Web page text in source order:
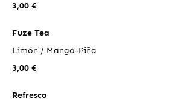
3,00 €
Fuze Tea
Limón / Mango-Piña
3,00 €
Refresco